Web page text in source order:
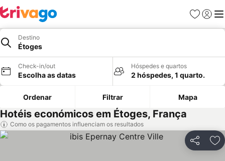
Favoritos
Iniciar
Destino
Étoges
Check-in/out
Escolha as datas
Hóspedes e quartos
2 hóspedes, 1 quarto.
Ordenar Filtrar Mapa
Hotéis económicos em Étoges, França
Como os pagamentos influenciam os resultados
Partilhar